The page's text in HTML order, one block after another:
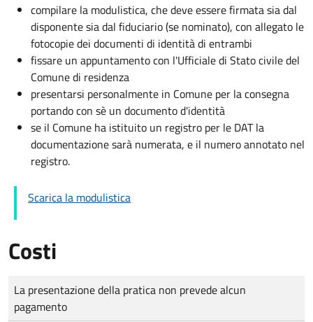
compilare la modulistica, che deve essere firmata sia dal
disponente sia dal fiduciario (se nominato), con allegato le
fotocopie dei documenti di identità di entrambi
fissare un appuntamento con l'Ufficiale di Stato civile del
Comune di residenza
presentarsi personalmente in Comune per la consegna
portando con sè un documento d'identità
se il Comune ha istituito un registro per le DAT la
documentazione sarà numerata, e il numero annotato nel
registro.
Scarica la modulistica
Costi
Tipo di pagamento
Importo
La presentazione della pratica non prevede alcun
pagamento